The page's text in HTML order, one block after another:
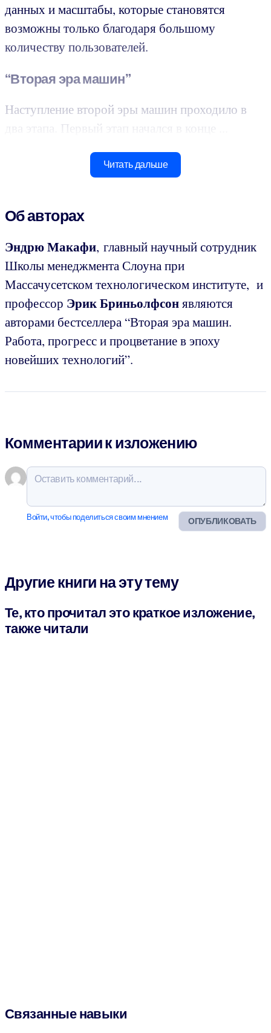
данных и масштабы, которые становятся
возможны только благодаря большому
количеству пользователей.
“Вторая эра машин”
Наступление второй эры машин проходило в
два этапа. Первый этап начался в конце ...
Читать дальше
Об авторах
Эндрю Макафи, главный научный сотрудник
Школы менеджмента Слоуна при
Массачусетском технологическом институте, и
профессор Эрик Бриньолфсонявляются
авторами бестселлера “Вторая эра машин.
Работа, прогресс и процветание в эпоху
новейших технологий”.
Комментарии к изложению
ОПУБЛИКОВАТЬ
Войти, чтобы поделиться своим мнением
Другие книги на эту тему
Те, кто прочитал это краткое изложение,
также читали
Связанные навыки